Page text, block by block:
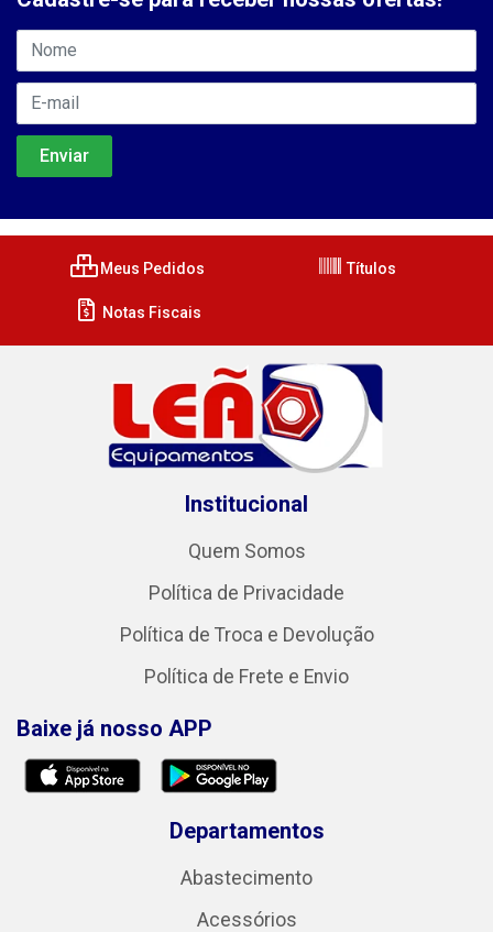
Meus Pedidos Títulos
Notas Fiscais
Institucional
Quem Somos
Política de Privacidade
Política de Troca e Devolução
Política de Frete e Envio
Baixe já nosso APP
Departamentos
Abastecimento
Acessórios